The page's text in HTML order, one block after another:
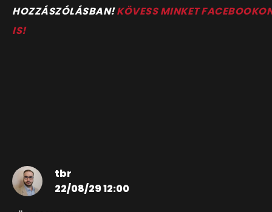
HOZZÁSZÓLÁSBAN!KÖVESS MINKET
IS!
tbr
22/08/29 12:00